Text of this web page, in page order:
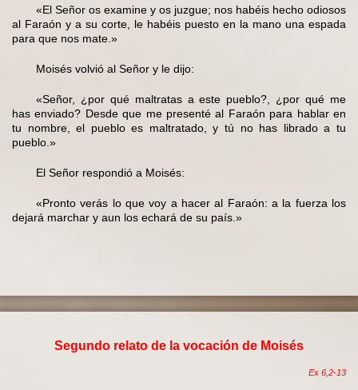
«El Señor os examine y os juzgue; nos habéis hecho odiosos
al Faraón y a su corte, le habéis puesto en la mano una espada
para que nos mate.»
Moisés volvió al Señor y le dijo:
«Señor, ¿por qué maltratas a este pueblo?, ¿por qué me
has enviado? Desde que me presenté al Faraón para hablar en
tu nombre, el pueblo es maltratado, y tú no has librado a tu
pueblo.»
El Señor respondió a Moisés:
«Pronto verás lo que voy a hacer al Faraón: a la fuerza los
dejará marchar y aun los echará de su país.»
Segundo relato de la vocación de Moisés
Ex 6,2-13